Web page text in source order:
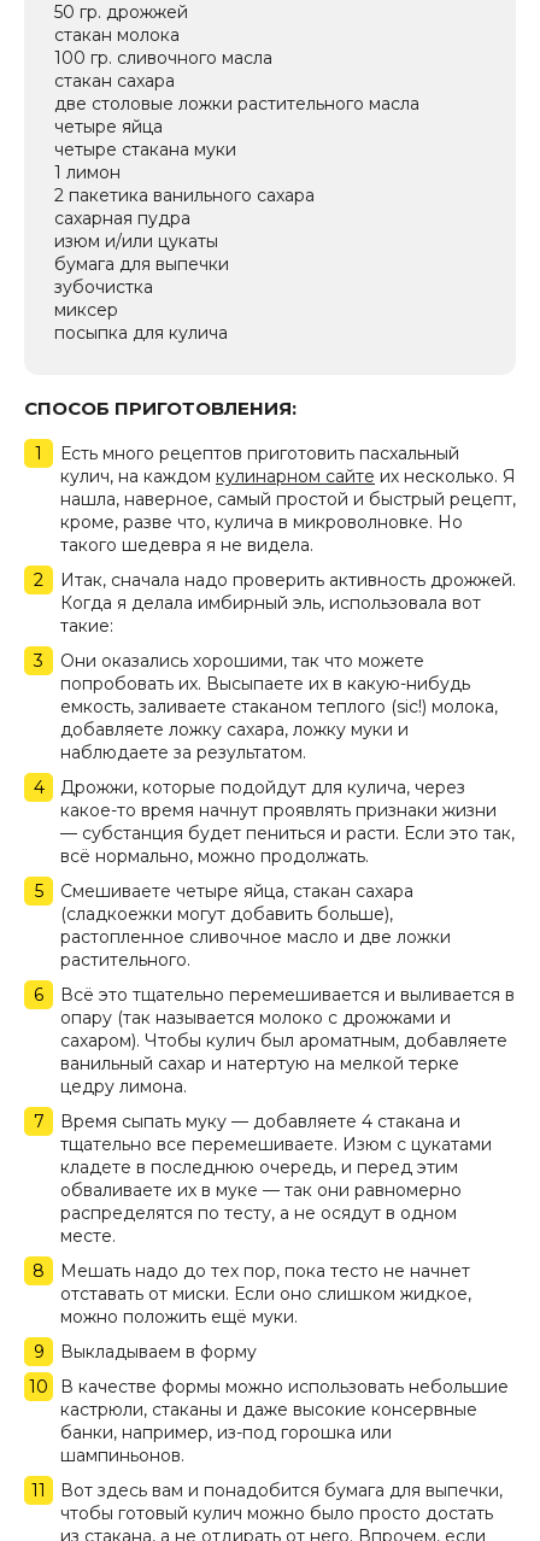
50 гр. дрожжей
стакан молока
100 гр. сливочного масла
стакан сахара
две столовые ложки растительного масла
четыре яйца
четыре стакана муки
1 лимон
2 пакетика ванильного сахара
сахарная пудра
изюм и/или цукаты
бумага для выпечки
зубочистка
миксер
посыпка для кулича
СПОСОБ ПРИГОТОВЛЕНИЯ:
Есть много рецептов приготовить пасхальный
кулич, на каждом кулинарном сайте их несколько. Я
нашла, наверное, самый простой и быстрый рецепт,
кроме, разве что, кулича в микроволновке. Но
такого шедевра я не видела.
Итак, сначала надо проверить активность дрожжей.
Когда я делала имбирный эль, использовала вот
такие:
Они оказались хорошими, так что можете
попробовать их. Высыпаете их в какую-нибудь
емкость, заливаете стаканом теплого (sic!) молока,
добавляете ложку сахара, ложку муки и
наблюдаете за результатом.
Дрожжи, которые подойдут для кулича, через
какое-то время начнут проявлять признаки жизни
— субстанция будет пениться и расти. Если это так,
всё нормально, можно продолжать.
Смешиваете четыре яйца, стакан сахара
(сладкоежки могут добавить больше),
растопленное сливочное масло и две ложки
растительного.
Всё это тщательно перемешивается и выливается в
опару (так называется молоко с дрожжами и
сахаром). Чтобы кулич был ароматным, добавляете
ванильный сахар и натертую на мелкой терке
цедру лимона.
Время сыпать муку — добавляете 4 стакана и
тщательно все перемешиваете. Изюм с цукатами
кладете в последнюю очередь, и перед этим
обваливаете их в муке — так они равномерно
распределятся по тесту, а не осядут в одном
месте.
Мешать надо до тех пор, пока тесто не начнет
отставать от миски. Если оно слишком жидкое,
можно положить ещё муки.
Выкладываем в форму
В качестве формы можно использовать небольшие
кастрюли, стаканы и даже высокие консервные
банки, например, из-под горошка или
шампиньонов.
Вот здесь вам и понадобится бумага для выпечки,
чтобы готовый кулич можно было просто достать
из стакана, а не отдирать от него. Впрочем, если